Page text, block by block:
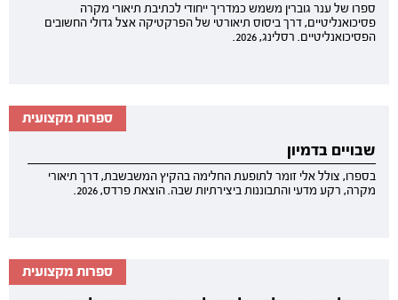
ספרו של ענר גוברין משמש כמדריך ייחודי לכתיבת תיאורי מקרה
פסיכואנליטיים, דרך ביסוס תיאורטי של הפרקטיקה אצל גדולי החשובים
הפסיכואנליטיים. רסלינג, 2026.
ספרות מקצועית
שבויים בדמיון
בספרו, צולל אלי זומר לתופעת החלימה בהקיץ המשבשבת, דרך תיאורי
מקרה, רקע מדעי והתבוננות ביצירתיות שבה. הוצאת פרדס, 2026.
ספרות מקצועית